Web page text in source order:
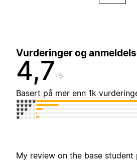
Vurderinger og
4,7 5
Basert på mer enn 1k
My review on the base student